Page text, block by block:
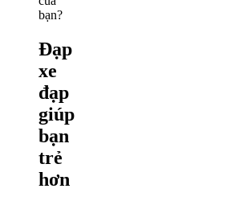
Đạp
xe
đạp
giúp
bạn
trẻ
hơn